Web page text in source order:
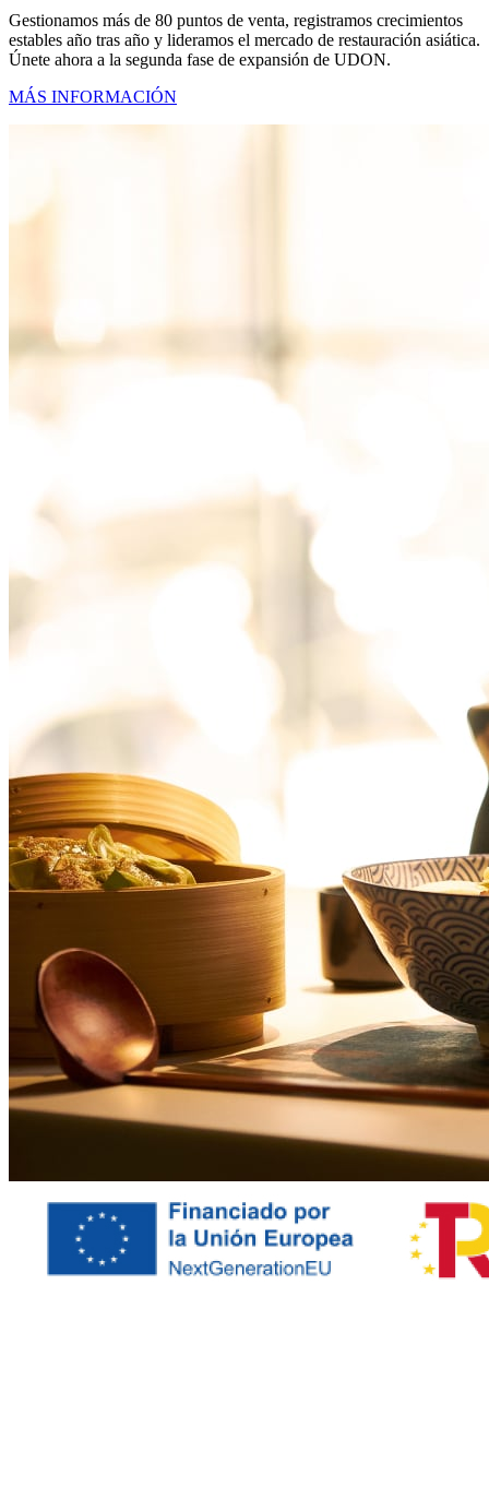
Gestionamos más de 80 puntos de venta, registramos crecimientos
estables año tras año y lideramos el mercado de restauración asiática.
Únete ahora a la segunda fase de expansión de UDON.
MÁS INFORMACIÓN